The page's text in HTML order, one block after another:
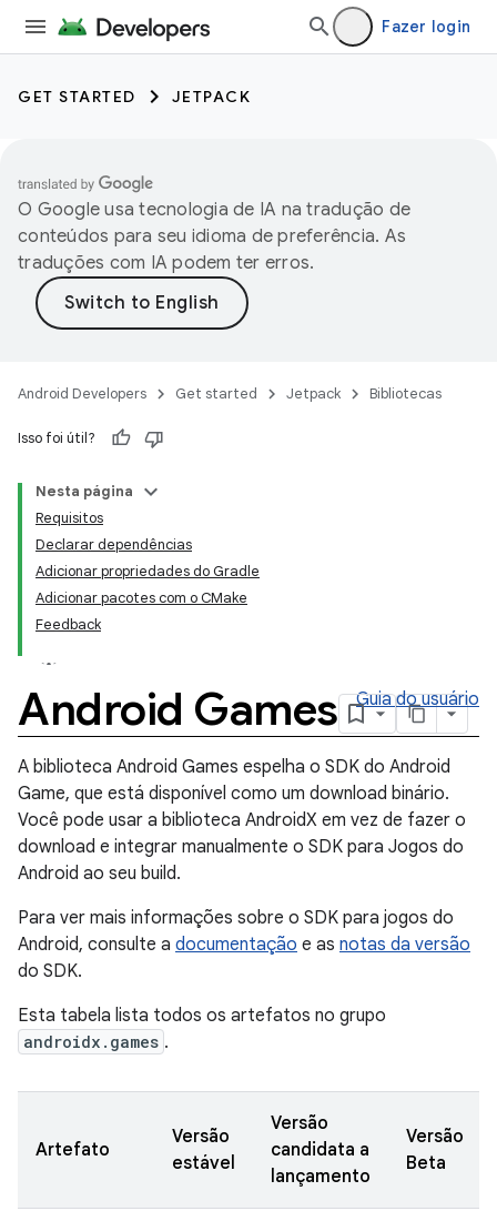
Fazer login
GET STARTED JETPACK
O Google usa tecnologia de IA na tradução de
conteúdos para seu idioma de preferência. As
traduções com IA podem ter erros.
Android Developers Get started Jetpack Bibliotecas
Isso foi útil?
Nesta página
Requisitos
Declarar dependências
Adicionar propriedades do Gradle
Adicionar pacotes com o CMake
Feedback
Android Games Guia do usuário
A biblioteca Android Games espelha o SDK do Android
Game, que está disponível como um download binário.
Você pode usar a biblioteca AndroidX em vez de fazer o
download e integrar manualmente o SDK para Jogos do
Android ao seu build.
Para ver mais informações sobre o SDK para jogos do
Android, consulte a documentação e as notas da versão
do SDK.
Esta tabela lista todos os artefatos no grupo
androidx.games .
Artefato
Versão
estável
Versão
candidata a
lançamento
Versão
Beta